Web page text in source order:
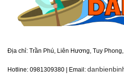
Địa chỉ: Trần Phú, Liên Hương, Tuy
Hotline: 0981309380 | Email: